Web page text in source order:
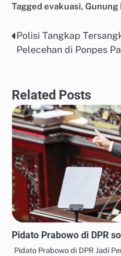
Tagged evakuasi, Gunung
Post
Polisi Tangkap
Pelecehan di Ponpes
Related Posts
Pidato Prabowo di DPR
Pidato Prabowo di DPR Jadi